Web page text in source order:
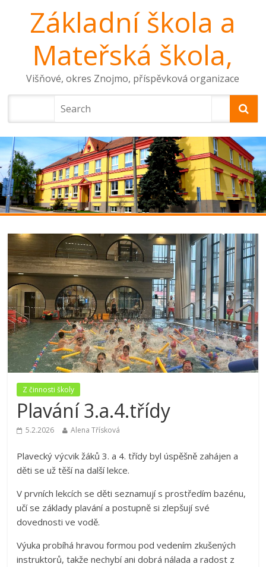
Základní škola a
Mateřská škola,
Višňové, okres Znojmo, příspěvková organizace
Z činnosti školy
Plavání 3.a.4.třídy
5.2.2026 Alena Třísková
Plavecký výcvik žáků 3. a 4. třídy byl úspěšně zahájen a
děti se už těší na další lekce.
V prvních lekcích se děti seznamují s prostředím bazénu,
učí se základy plavání a postupně si zlepšují své
dovednosti ve vodě.
Výuka probíhá hravou formou pod vedením zkušených
instruktorů, takže nechybí ani dobrá nálada a radost z